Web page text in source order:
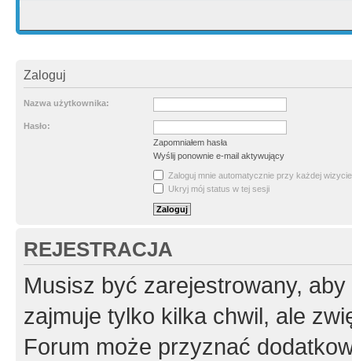
Zaloguj
Nazwa użytkownika:
Hasło:
Zapomniałem hasła
Wyślij ponownie e-mail aktywujący
Zaloguj mnie automatycznie przy każdej wizycie
Ukryj mój status w tej sesji
REJESTRACJA
Musisz być zarejestrowany,
zajmuje tylko kilka chwil, ale
Forum może przyznać